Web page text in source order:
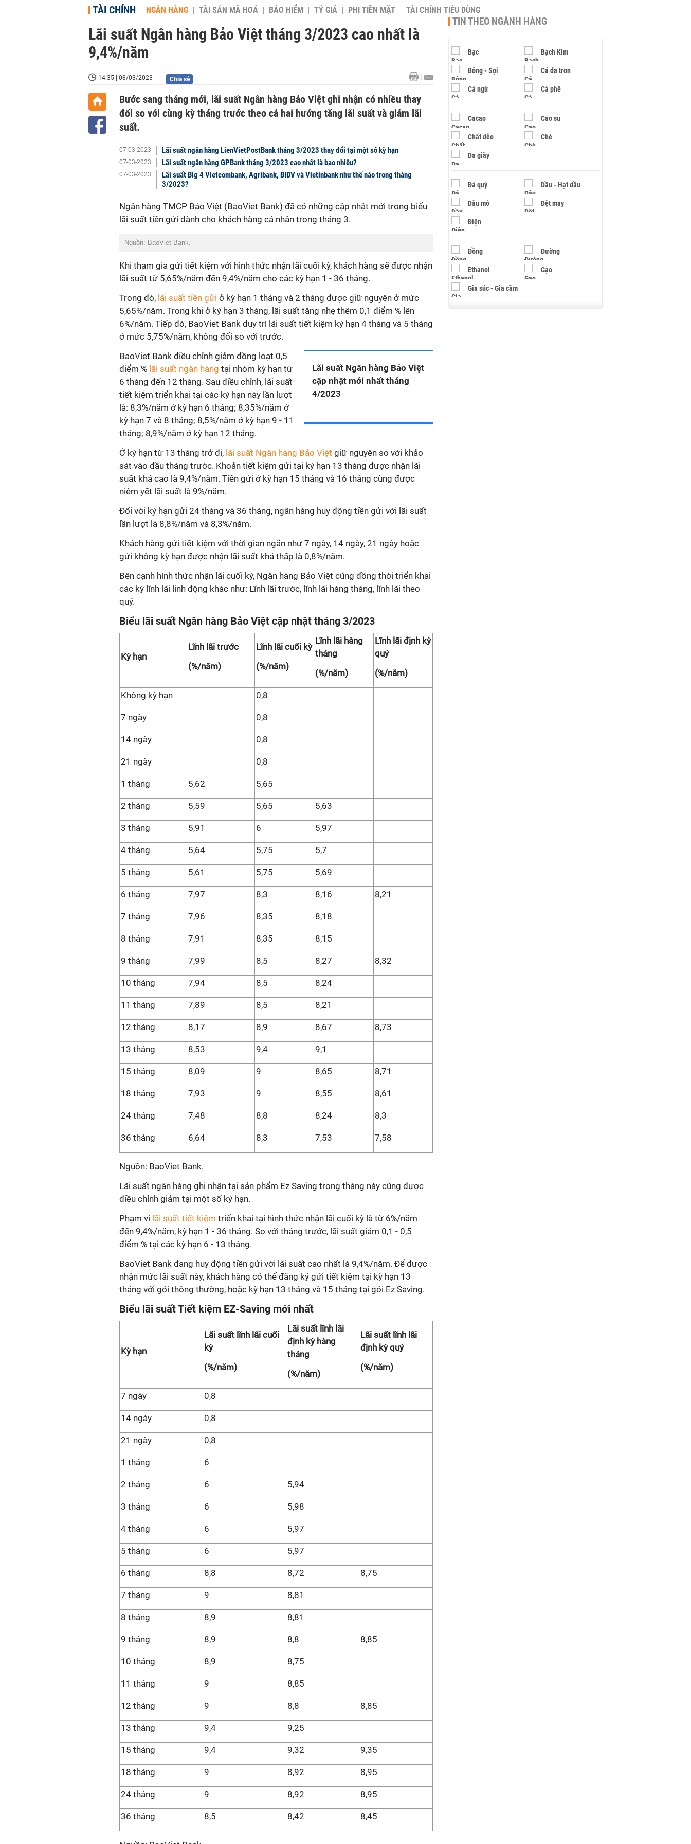
TÀI CHÍNH NGÂN HÀNG TÀI SẢN MÃ HOÁ BẢO HIỂM TỶ GIÁ PHI TIỀN MẶT TÀI CHÍNH TIÊU DÙNG
Lãi suất Ngân hàng Bảo Việt tháng 3/2023 cao nhất là
9,4%/năm
14:35 | 08/03/2023 Chia sẻ
Bước sang tháng mới, lãi suất Ngân hàng Bảo Việt ghi nhận có nhiều thay
đổi so với cùng kỳ tháng trước theo cả hai hướng tăng lãi suất và giảm lãi
suất.
07-03-2023 Lãi suất ngân hàng LienVietPostBank tháng 3/2023 thay đổi tại một số kỳ hạn
07-03-2023 Lãi suất ngân hàng GPBank tháng 3/2023 cao nhất là bao nhiêu?
07-03-2023
Lãi suất Big 4 Vietcombank, Agribank, BIDV và Vietinbank như thế nào trong tháng
3/2023?
Ngân hàng TMCP Bảo Việt (BaoViet Bank) đã có những cập nhật mới trong biểu
lãi suất tiền gửi dành cho khách hàng cá nhân trong tháng 3.
Nguồn: BaoViet Bank.
Khi tham gia gửi tiết kiệm với hình thức nhận lãi cuối kỳ, khách hàng sẽ được nhận
lãi suất từ 5,65%/năm đến 9,4%/năm cho các kỳ hạn 1 - 36 tháng.
Trong đó, lãi suất tiền gửi ở kỳ hạn 1 tháng và 2 tháng được giữ nguyên ở mức
5,65%/năm. Trong khi ở kỳ hạn 3 tháng, lãi suất tăng nhẹ thêm 0,1 điểm % lên
6%/năm. Tiếp đó, BaoViet Bank duy trì lãi suất tiết kiệm kỳ hạn 4 tháng và 5 tháng
ở mức 5,75%/năm, không đổi so với trước.
Lãi suất Ngân hàng Bảo Việt
cập nhật mới nhất tháng
4/2023
BaoViet Bank điều chỉnh giảm đồng loạt 0,5
điểm % lãi suất ngân hàng tại nhóm kỳ hạn từ
6 tháng đến 12 tháng. Sau điều chỉnh, lãi suất
tiết kiệm triển khai tại các kỳ hạn này lần lượt
là: 8,3%/năm ở kỳ hạn 6 tháng; 8,35%/năm ở
kỳ hạn 7 và 8 tháng; 8,5%/năm ở kỳ hạn 9 - 11
tháng; 8,9%/năm ở kỳ hạn 12 tháng.
Ở kỳ hạn từ 13 tháng trở đi, lãi suất Ngân hàng Bảo Việt giữ nguyên so với khảo
sát vào đầu tháng trước. Khoản tiết kiệm gửi tại kỳ hạn 13 tháng được nhận lãi
suất khá cao là 9,4%/năm. Tiền gửi ở kỳ hạn 15 tháng và 16 tháng cùng được
niêm yết lãi suất là 9%/năm.
Đối với kỳ hạn gửi 24 tháng và 36 tháng, ngân hàng huy động tiền gửi với lãi suất
lần lượt là 8,8%/năm và 8,3%/năm.
Khách hàng gửi tiết kiệm với thời gian ngắn như 7 ngày, 14 ngày, 21 ngày hoặc
gửi không kỳ hạn được nhận lãi suất khá thấp là 0,8%/năm.
Bên cạnh hình thức nhận lãi cuối kỳ, Ngân hàng Bảo Việt cũng đồng thời triển khai
các kỳ lĩnh lãi linh động khác như: Lĩnh lãi trước, lĩnh lãi hàng tháng, lĩnh lãi theo
quý.
Biểu lãi suất Ngân hàng Bảo Việt cập nhật tháng 3/2023
Kỳ hạn
Lĩnh lãi trước
(%/năm)
Lĩnh lãi cuối kỳ
(%/năm)
Lĩnh lãi hàng
tháng
(%/năm)
Lĩnh lãi định kỳ
quý
(%/năm)
Không kỳ hạn 0,8
7 ngày 0,8
14 ngày 0,8
21 ngày 0,8
1 tháng 5,62 5,65
2 tháng 5,59 5,65 5,63
3 tháng 5,91 6 5,97
4 tháng 5,64 5,75 5,7
5 tháng 5,61 5,75 5,69
6 tháng 7,97 8,3 8,16 8,21
7 tháng 7,96 8,35 8,18
8 tháng 7,91 8,35 8,15
9 tháng 7,99 8,5 8,27 8,32
10 tháng 7,94 8,5 8,24
11 tháng 7,89 8,5 8,21
12 tháng 8,17 8,9 8,67 8,73
13 tháng 8,53 9,4 9,1
15 tháng 8,09 9 8,65 8,71
18 tháng 7,93 9 8,55 8,61
24 tháng 7,48 8,8 8,24 8,3
36 tháng 6,64 8,3 7,53 7,58
Nguồn: BaoViet Bank.
Lãi suất ngân hàng ghi nhận tại sản phẩm Ez Saving trong tháng này cũng được
điều chỉnh giảm tại một số kỳ hạn.
Phạm vi lãi suất tiết kiệm triển khai tại hình thức nhận lãi cuối kỳ là từ 6%/năm
đến 9,4%/năm, kỳ hạn 1 - 36 tháng. So với tháng trước, lãi suất giảm 0,1 - 0,5
điểm % tại các kỳ hạn 6 - 13 tháng.
BaoViet Bank đang huy động tiền gửi với lãi suất cao nhất là 9,4%/năm. Để được
nhận mức lãi suất này, khách hàng có thể đăng ký gửi tiết kiệm tại kỳ hạn 13
tháng với gói thông thường, hoặc kỳ hạn 13 tháng và 15 tháng tại gói Ez Saving.
Biểu lãi suất Tiết kiệm EZ-Saving mới nhất
Kỳ hạn
Lãi suất lĩnh lãi cuối
kỳ
(%/năm)
Lãi suất lĩnh lãi
định kỳ hàng
tháng
(%/năm)
Lãi suất lĩnh lãi
định kỳ quý
(%/năm)
7 ngày 0,8
14 ngày 0,8
21 ngày 0,8
1 tháng 6
2 tháng 6 5,94
3 tháng 6 5,98
4 tháng 6 5,97
5 tháng 6 5,97
6 tháng 8,8 8,72 8,75
7 tháng 9 8,81
8 tháng 8,9 8,81
9 tháng 8,9 8,8 8,85
10 tháng 8,9 8,75
11 tháng 9 8,85
12 tháng 9 8,8 8,85
13 tháng 9,4 9,25
15 tháng 9,4 9,32 9,35
18 tháng 9 8,92 8,95
24 tháng 9 8,92 8,95
36 tháng 8,5 8,42 8,45
TIN THEO NGÀNH HÀNG
Bạc Bạch Kim
Bông - Sợi Cá da trơn
Cá ngừ Cà phê
Cacao Cao su
Chất dẻo Chè
Da giày
Đá quý Dầu - Hạt dầu
Dầu mỏ Dệt may
Điện
Đồng Đường
Ethanol Gạo
Gia súc - Gia cầm